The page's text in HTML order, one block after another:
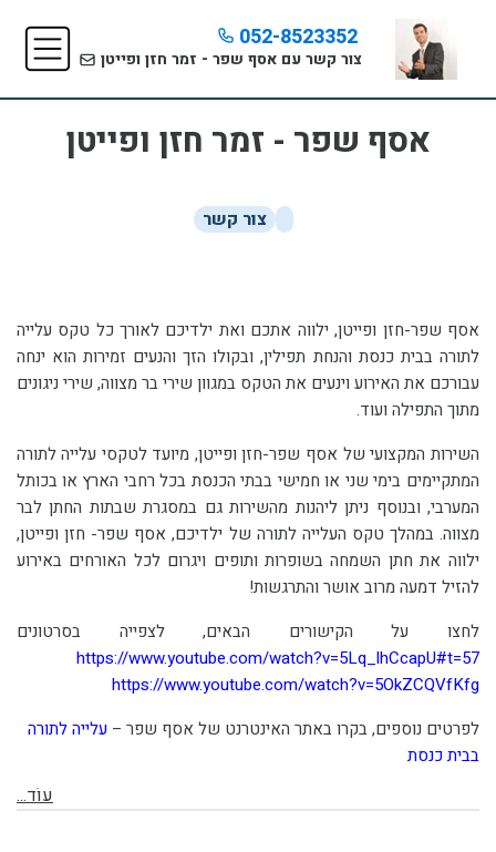
052-8523352
צור קשר עם אסף שפר - זמר חזן ופייטן
אסף שפר - זמר חזן ופייטן
צור קשר
אסף שפר-חזן ופייטן, ילווה אתכם ואת ילדיכם לאורך כל טקס עלייה
לתורה בבית כנסת והנחת תפילין, ובקולו הזך והנעים זמירות הוא ינחה
עבורכם את האירוע וינעים את הטקס במגוון שירי בר מצווה, שירי ניגונים
מתוך התפילה ועוד.
השירות המקצועי של אסף שפר-חזן ופייטן, מיועד לטקסי עלייה לתורה
המתקיימים בימי שני או חמישי בבתי הכנסת בכל רחבי הארץ או בכותל
המערבי, ובנוסף ניתן ליהנות מהשירות גם במסגרת שבתות החתן לבר
מצווה. במהלך טקס העלייה לתורה של ילדיכם, אסף שפר- חזן ופייטן,
ילווה את חתן השמחה בשופרות ותופים ויגרום לכל האורחים באירוע
להזיל דמעה מרוב אושר והתרגשות!
לחצו על הקישורים הבאים, לצפייה בסרטונים
https://www.youtube.com/watch?v=5Lq_lhCcapU#t=57
https://www.youtube.com/watch?v=5OkZCQVfKfg
לפרטים נוספים, בקרו באתר האינטרנט של אסף שפר – עלייה לתורה
בבית כנסת
עוֹד...